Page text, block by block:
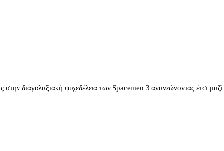
διαγαλαξιακή ψυχεδέλεια των Spacemen 3 ανανεώνοντας έτσι